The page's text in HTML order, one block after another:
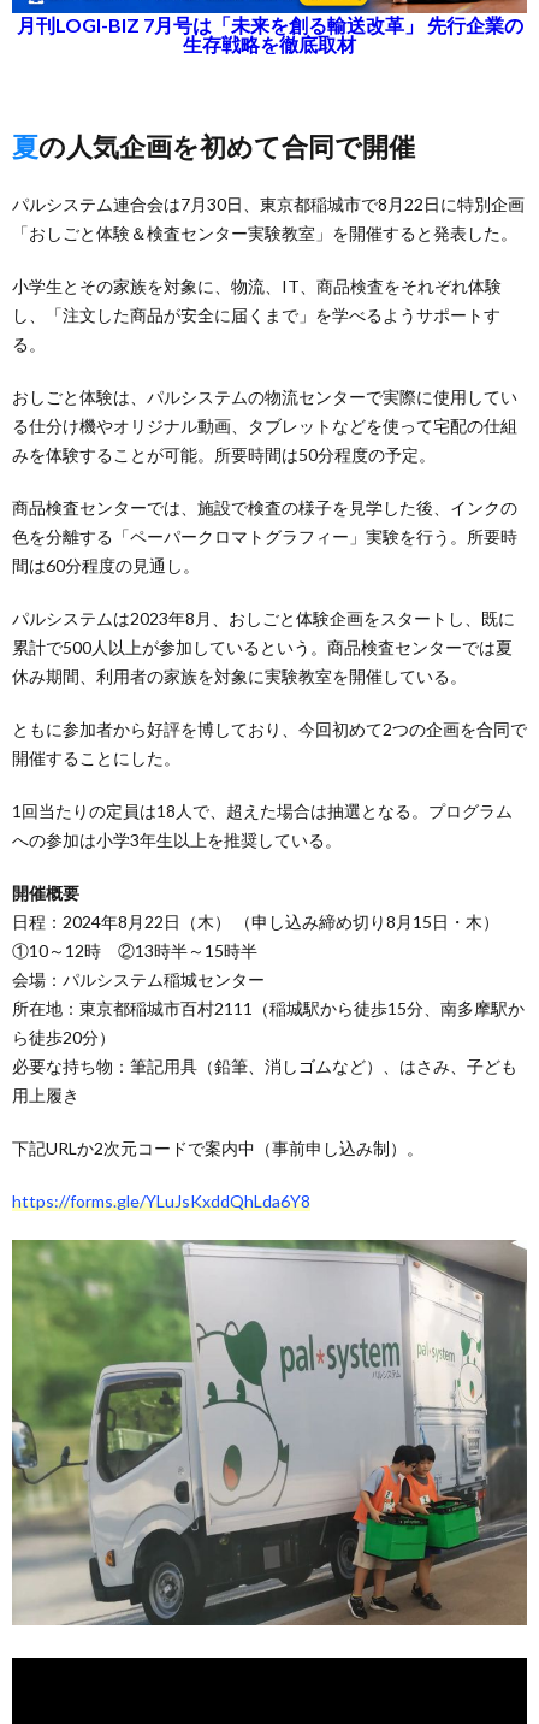
月刊LOGI-BIZ 7月号は「未来を創る輸送改革」 先行企業の
生存戦略を徹底取材
夏の人気企画を初めて合同で開催
パルシステム連合会は7月30日、東京都稲城市で8月22日に特別企画
「おしごと体験＆検査センター実験教室」を開催すると発表した。
小学生とその家族を対象に、物流、IT、商品検査をそれぞれ体験
し、「注文した商品が安全に届くまで」を学べるようサポートす
る。
おしごと体験は、パルシステムの物流センターで実際に使用してい
る仕分け機やオリジナル動画、タブレットなどを使って宅配の仕組
みを体験することが可能。所要時間は50分程度の予定。
商品検査センターでは、施設で検査の様子を見学した後、インクの
色を分離する「ペーパークロマトグラフィー」実験を行う。所要時
間は60分程度の見通し。
パルシステムは2023年8月、おしごと体験企画をスタートし、既に
累計で500人以上が参加しているという。商品検査センターでは夏
休み期間、利用者の家族を対象に実験教室を開催している。
ともに参加者から好評を博しており、今回初めて2つの企画を合同で
開催することにした。
1回当たりの定員は18人で、超えた場合は抽選となる。プログラム
への参加は小学3年生以上を推奨している。
開催概要
日程：2024年8月22日（木） （申し込み締め切り8月15日・木）
①10～12時 ②13時半～15時半
会場：パルシステム稲城センター
所在地：東京都稲城市百村2111（稲城駅から徒歩15分、南多摩駅か
ら徒歩20分）
必要な持ち物：筆記用具（鉛筆、消しゴムなど）、はさみ、子ども
用上履き
下記URLか2次元コードで案内中（事前申し込み制）。
https://forms.gle/YLuJsKxddQhLda6Y8